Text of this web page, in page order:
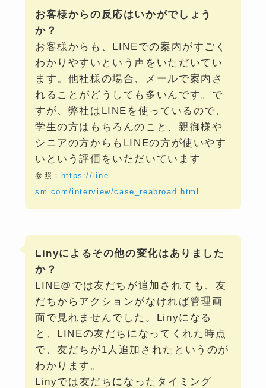
お客様からの反応はいかがでしょう
か？
お客様からも、LINEでの案内がすごく
わかりやすいという声をいただいてい
ます。他社様の場合、メールで案内さ
れることがどうしても多いんです。で
すが、弊社はLINEを使っているので、
学生の方はもちろんのこと、親御様や
シニアの方からもLINEの方が使いやす
いという評価をいただいています
参照： https://line-
sm.com/interview/case_reabroad.html
Linyによるその他の変化はありました
か？
LINE@では友だちが追加されても、友
だちからアクションがなければ管理画
面で見れませんでした。Linyになる
と、LINEの友だちになってくれた時点
で、友だちが1人追加されたというのが
わかります。
Linyでは友だちになったタイミング